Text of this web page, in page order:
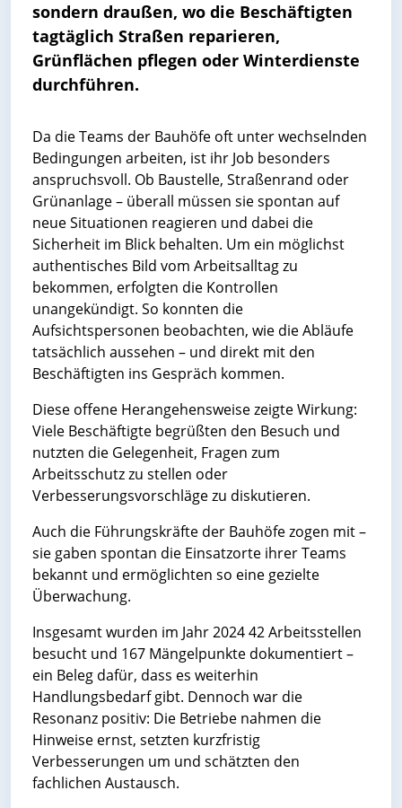
sondern draußen, wo die Beschäftigten
tagtäglich Straßen reparieren,
Grünflächen pflegen oder Winterdienste
durchführen.
Da die Teams der Bauhöfe oft unter wechselnden
Bedingungen arbeiten, ist ihr Job besonders
anspruchsvoll. Ob Baustelle, Straßenrand oder
Grünanlage – überall müssen sie spontan auf
neue Situationen reagieren und dabei die
Sicherheit im Blick behalten. Um ein möglichst
authentisches Bild vom Arbeitsalltag zu
bekommen, erfolgten die Kontrollen
unangekündigt. So konnten die
Aufsichtspersonen beobachten, wie die Abläufe
tatsächlich aussehen – und direkt mit den
Beschäftigten ins Gespräch kommen.
Diese offene Herangehensweise zeigte Wirkung:
Viele Beschäftigte begrüßten den Besuch und
nutzten die Gelegenheit, Fragen zum
Arbeitsschutz zu stellen oder
Verbesserungsvorschläge zu diskutieren.
Auch die Führungskräfte der Bauhöfe zogen mit –
sie gaben spontan die Einsatzorte ihrer Teams
bekannt und ermöglichten so eine gezielte
Überwachung.
Insgesamt wurden im Jahr 2024 42 Arbeitsstellen
besucht und 167 Mängelpunkte dokumentiert –
ein Beleg dafür, dass es weiterhin
Handlungsbedarf gibt. Dennoch war die
Resonanz positiv: Die Betriebe nahmen die
Hinweise ernst, setzten kurzfristig
Verbesserungen um und schätzten den
fachlichen Austausch.